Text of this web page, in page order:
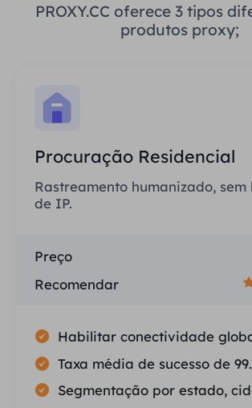
PROXY.CC oferece 3 tipos
produtos proxy;
Procuração Residencial
Rastreamento humanizado,
de IP.
Preço
Recomendar
Habilitar conectividade
Taxa média de sucesso de
Segmentação por estado,